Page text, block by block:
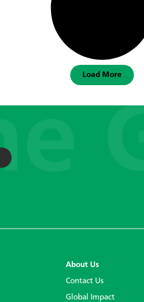
Load More
About Us
Contact Us
Global Impact